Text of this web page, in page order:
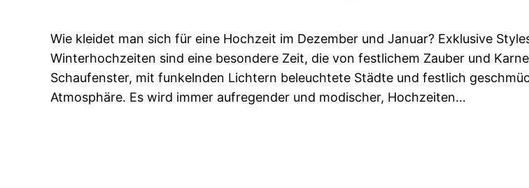
Wie kleidet man sich für eine Hochzeit im Dezember und Januar? Exklusive
Winterhochzeiten sind eine besondere Zeit, die von festlichem Zauber und
Schaufenster, mit funkelnden Lichtern beleuchtete Städte und festlich
Atmosphäre. Es wird immer aufregender und modischer, Hochzeiten…